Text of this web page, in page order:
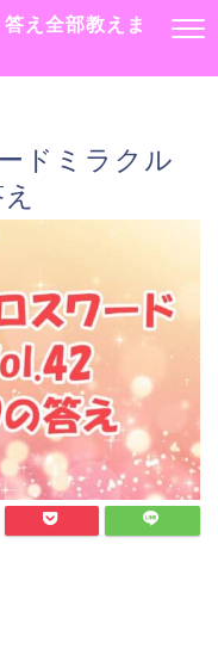
え全部教えま
ドミラクル